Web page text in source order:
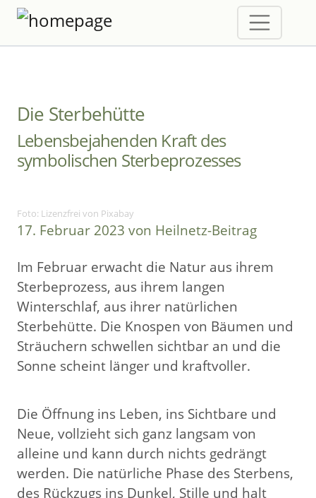
Die Sterbehütte
Lebensbejahenden Kraft des
symbolischen Sterbeprozesses
Foto: Lizenzfrei von Pixabay
17. Februar 2023 von Heilnetz-Beitrag
Im Februar erwacht die Natur aus ihrem
Sterbeprozess, aus ihrem langen
Winterschlaf, aus ihrer natürlichen
Sterbehütte. Die Knospen von Bäumen und
Sträuchern schwellen sichtbar an und die
Sonne scheint länger und kraftvoller.
Die Öffnung ins Leben, ins Sichtbare und
Neue, vollzieht sich ganz langsam von
alleine und kann durch nichts gedrängt
werden. Die natürliche Phase des Sterbens,
des Rückzugs ins Dunkel, Stille und halt